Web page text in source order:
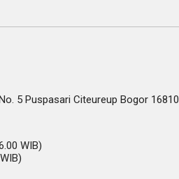
5 Puspasari Citeureup Bogor 16810
WIB)